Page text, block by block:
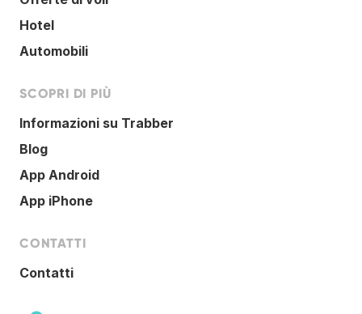
Hotel
Automobili
SCOPRI DI PIÙ
Informazioni su Trabber
Blog
App Android
App iPhone
CONTATTI
Contatti